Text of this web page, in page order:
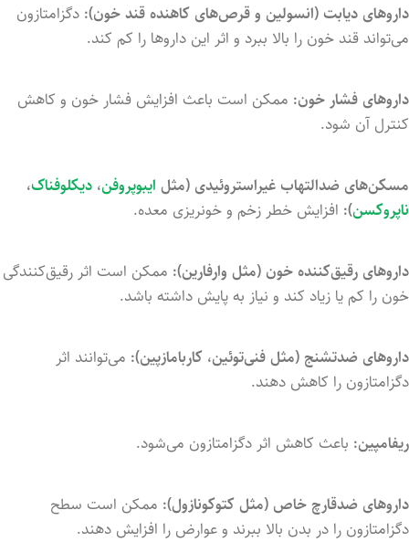
داروهای دیابت (انسولین و قرص‌های کاهنده قند خون): دگزامتازون
می‌تواند قند خون را بالا ببرد و اثر این داروها را کم کند.
داروهای فشار خون: ممکن است باعث افزایش فشار خون و کاهش
کنترل آن شود.
مسکن‌های ضدالتهاب غیراستروئیدی (مثل ایبوپروفن، دیکلوفناک،
ناپروکسن): افزایش خطر زخم و خونریزی معده.
داروهای رقیق‌کننده خون (مثل وارفارین): ممکن است اثر رقیق‌کنندگی
خون را کم یا زیاد کند و نیاز به پایش داشته باشد.
داروهای ضدتشنج (مثل فنی‌توئین، کاربامازپین): می‌توانند اثر
دگزامتازون را کاهش دهند.
ریفامپین: باعث کاهش اثر دگزامتازون می‌شود.
داروهای ضدقارچ خاص (مثل کتوکونازول): ممکن است سطح
دگزامتازون را در بدن بالا ببرند و عوارض را افزایش دهند.